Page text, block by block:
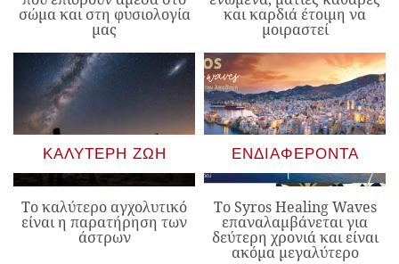
σώμα και στη φυσιολογία
μας
και καρδιά έτοιμη να
μοιραστεί
ΚΑΛΎΤΕΡΗ ΖΩΉ
Το καλύτερο αγχολυτικό
είναι η παρατήρηση των
άστρων
ΕΝΔΙΑΦΈΡΟΝΤΑ
Το Syros Healing Waves
επαναλαμβάνεται για
δεύτερη χρονιά και είναι
ακόμα μεγαλύτερο